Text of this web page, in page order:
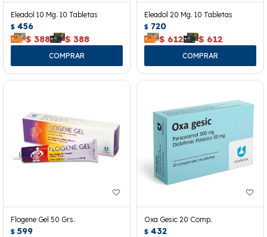
Eleadol 10 Mg. 10 Tabletas
$ 456
$ 388 $ 388
Eleadol 20 Mg. 10 Tabletas
$ 720
$ 612 $ 612
Flogene Gel 50 Grs.
$ 599
Oxa Gesic 20 Comp.
$ 432